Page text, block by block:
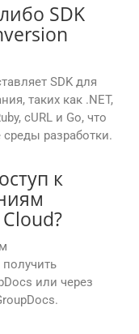
SDK
SDK для
таких как .NET,
cURL и Go, что
разработки.
к
или через